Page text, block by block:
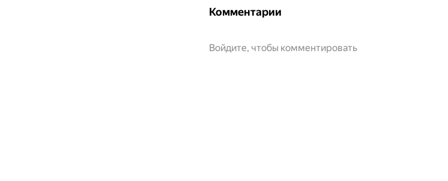
Комментарии
Войдите, чтобы комментировать